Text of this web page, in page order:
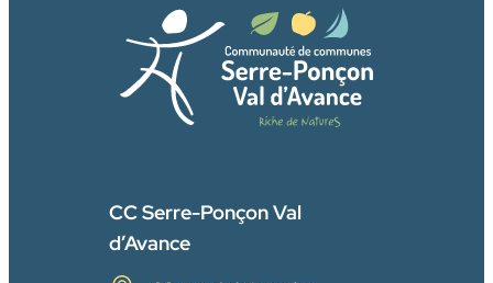
CC Serre-Ponçon Val
d’Avance